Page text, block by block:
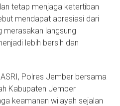
tetap menjaga ketertiban
mendapat apresiasi dari
merasakan langsung
lebih bersih dan
Polres Jember bersama
Kabupaten Jember
keamanan wilayah sejalan